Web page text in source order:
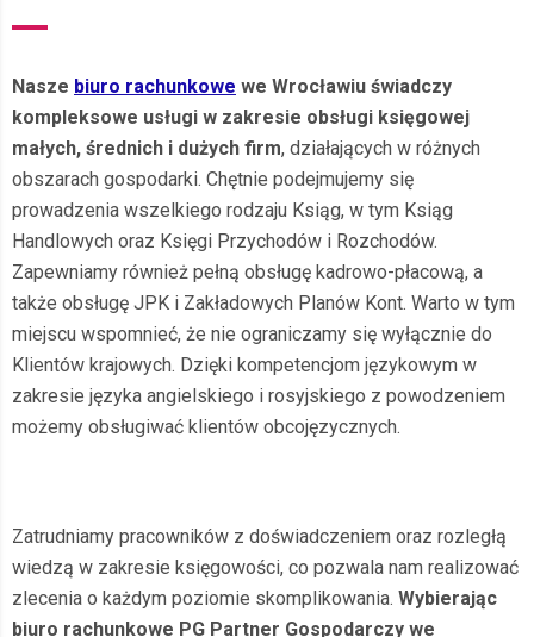
Nasze biuro rachunkowe we Wrocławiu świadczy
kompleksowe usługi w zakresie obsługi księgowej
małych, średnich i dużych firm, działających w różnych
obszarach gospodarki. Chętnie podejmujemy się
prowadzenia wszelkiego rodzaju Ksiąg, w tym Ksiąg
Handlowych oraz Księgi Przychodów i Rozchodów.
Zapewniamy również pełną obsługę kadrowo-płacową, a
także obsługę JPK i Zakładowych Planów Kont. Warto w tym
miejscu wspomnieć, że nie ograniczamy się wyłącznie do
Klientów krajowych. Dzięki kompetencjom językowym w
zakresie języka angielskiego i rosyjskiego z powodzeniem
możemy obsługiwać klientów obcojęzycznych.
Zatrudniamy pracowników z doświadczeniem oraz rozległą
wiedzą w zakresie księgowości, co pozwala nam realizować
zlecenia o każdym poziomie skomplikowania. Wybierając
biuro rachunkowe PG Partner Gospodarczy we